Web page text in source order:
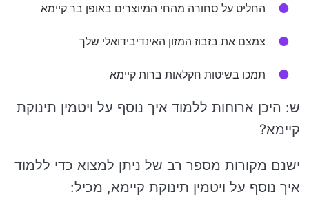
החליט על סחורה מהחי המיוצרים באופן בר קיימא
צמצם את בזבוז המזון האינדיבידואלי שלך
תמכו בשיטות חקלאות ברות קיימא
ש: היכן ארוחות ללמוד איך נוסף על ויטמין תינוקת
קיימא?
ישנם מקורות מספר רב של ניתן למצוא כדי ללמוד
איך נוסף על ויטמין תינוקת קיימא, מכיל: